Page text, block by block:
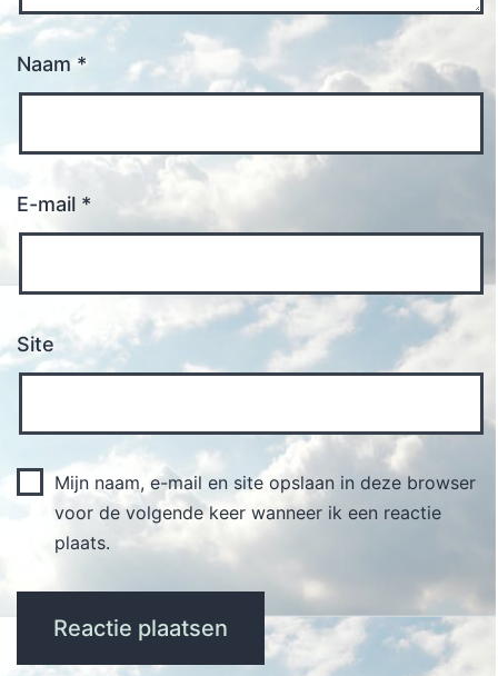
Naam*
E-mail *
Site
Mijn naam, e-mail en site opslaan in deze browser
voor de volgende keer wanneer ik een reactie
plaats.